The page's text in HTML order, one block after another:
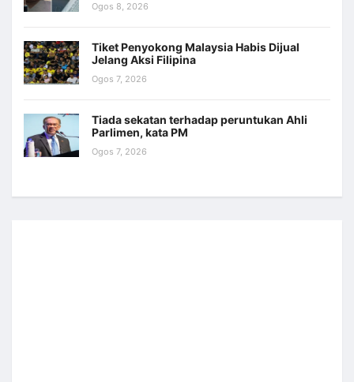
Ogos 8, 2026
Tiket Penyokong Malaysia Habis Dijual
Jelang Aksi Filipina
Ogos 7, 2026
Tiada sekatan terhadap peruntukan Ahli
Parlimen, kata PM
Ogos 7, 2026